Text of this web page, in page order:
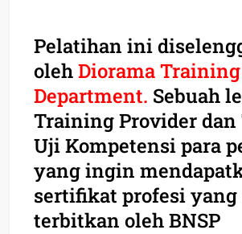
Pelatihan ini
olehDiorama Training
Department. Sebuah
Training Provider dan
Uji Kompetensi para
yang ingin
sertifikat profesi yang
terbitkan oleh BNSP